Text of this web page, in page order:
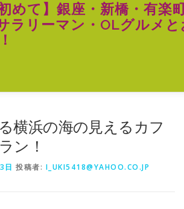
めて】銀座・新橋・有楽
ラリーマン・OLグルメ
横浜の海の見えるカフ
ン！
日 投稿者: I_UKI5418@YAHOO.CO.JP